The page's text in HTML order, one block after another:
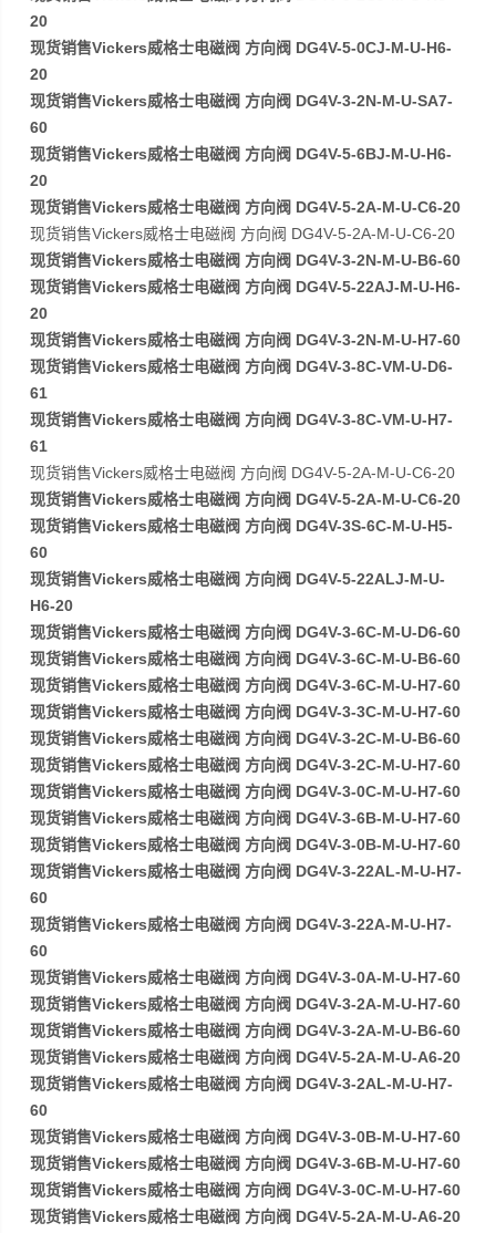
20
现货销售Vickers威格士电磁阀 方向阀 DG4V-5-0CJ-M-U-H6-
20
现货销售Vickers威格士电磁阀 方向阀 DG4V-3-2N-M-U-SA7-
60
现货销售Vickers威格士电磁阀 方向阀 DG4V-5-6BJ-M-U-H6-
20
现货销售Vickers威格士电磁阀 方向阀 DG4V-5-2A-M-U-C6-20
现货销售Vickers威格士电磁阀 方向阀 DG4V-5-2A-M-U-C6-20
现货销售Vickers威格士电磁阀 方向阀 DG4V-3-2N-M-U-B6-60
现货销售Vickers威格士电磁阀 方向阀 DG4V-5-22AJ-M-U-H6-
20
现货销售Vickers威格士电磁阀 方向阀 DG4V-3-2N-M-U-H7-60
现货销售Vickers威格士电磁阀 方向阀 DG4V-3-8C-VM-U-D6-
61
现货销售Vickers威格士电磁阀 方向阀 DG4V-3-8C-VM-U-H7-
61
现货销售Vickers威格士电磁阀 方向阀 DG4V-5-2A-M-U-C6-20
现货销售Vickers威格士电磁阀 方向阀 DG4V-5-2A-M-U-C6-20
现货销售Vickers威格士电磁阀 方向阀 DG4V-3S-6C-M-U-H5-
60
现货销售Vickers威格士电磁阀 方向阀 DG4V-5-22ALJ-M-U-
H6-20
现货销售Vickers威格士电磁阀 方向阀 DG4V-3-6C-M-U-D6-60
现货销售Vickers威格士电磁阀 方向阀 DG4V-3-6C-M-U-B6-60
现货销售Vickers威格士电磁阀 方向阀 DG4V-3-6C-M-U-H7-60
现货销售Vickers威格士电磁阀 方向阀 DG4V-3-3C-M-U-H7-60
现货销售Vickers威格士电磁阀 方向阀 DG4V-3-2C-M-U-B6-60
现货销售Vickers威格士电磁阀 方向阀 DG4V-3-2C-M-U-H7-60
现货销售Vickers威格士电磁阀 方向阀 DG4V-3-0C-M-U-H7-60
现货销售Vickers威格士电磁阀 方向阀 DG4V-3-6B-M-U-H7-60
现货销售Vickers威格士电磁阀 方向阀 DG4V-3-0B-M-U-H7-60
现货销售Vickers威格士电磁阀 方向阀 DG4V-3-22AL-M-U-H7-
60
现货销售Vickers威格士电磁阀 方向阀 DG4V-3-22A-M-U-H7-
60
现货销售Vickers威格士电磁阀 方向阀 DG4V-3-0A-M-U-H7-60
现货销售Vickers威格士电磁阀 方向阀 DG4V-3-2A-M-U-H7-60
现货销售Vickers威格士电磁阀 方向阀 DG4V-3-2A-M-U-B6-60
现货销售Vickers威格士电磁阀 方向阀 DG4V-5-2A-M-U-A6-20
现货销售Vickers威格士电磁阀 方向阀 DG4V-3-2AL-M-U-H7-
60
现货销售Vickers威格士电磁阀 方向阀 DG4V-3-0B-M-U-H7-60
现货销售Vickers威格士电磁阀 方向阀 DG4V-3-6B-M-U-H7-60
现货销售Vickers威格士电磁阀 方向阀 DG4V-3-0C-M-U-H7-60
现货销售Vickers威格士电磁阀 方向阀 DG4V-5-2A-M-U-A6-20